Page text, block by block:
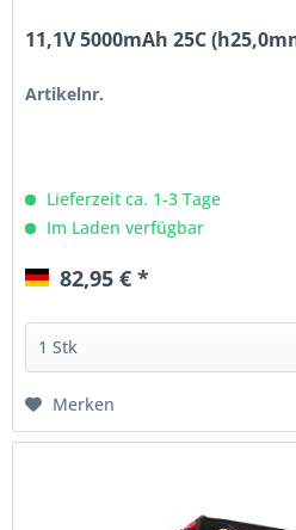
11,1V 5000mAh 25C
Artikelnr.
Lieferzeit ca. 1-3 Tage
Im Laden verfügbar
82,95 € *
Merken